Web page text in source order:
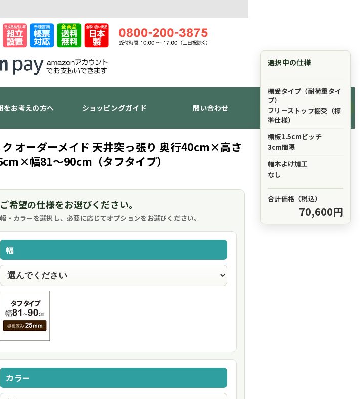
をお考えの方へ ショッピングガイド 問い合わせ ショッピングカート
オーダーメイド 天井突っ張り 奥行40cm×高さ
幅81～90cm（タフタイプ）
ご希望の仕様をお選びください。
幅・カラーを選択し、必要に応じてオプションをお選びください。
選択中の仕様
棚受タイプ（耐荷重タイ
プ）
フリーストップ棚受（標
準仕様）
棚板1.5cmピッチ
3cm間隔
幅木よけ加工
なし
合計価格（税込）
70,600円
幅
カラー